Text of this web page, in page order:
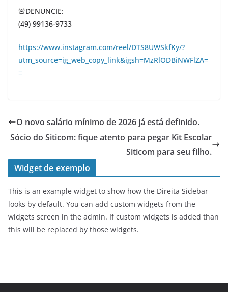
🚨DENUNCIE:
(49) 99136-9733
https://www.instagram.com/reel/DTS8UWSkfKy/?
utm_source=ig_web_copy_link&igsh=MzRlODBiNWFlZA=
=
O novo salário mínimo de 2026 já está definido.
Sócio do Siticom: fique atento para pegar Kit Escolar
Siticom para seu filho.
Widget de exemplo
This is an example widget to show how the Direita Sidebar
looks by default. You can add custom widgets from the
widgets screen in the admin. If custom widgets is added than
this will be replaced by those widgets.